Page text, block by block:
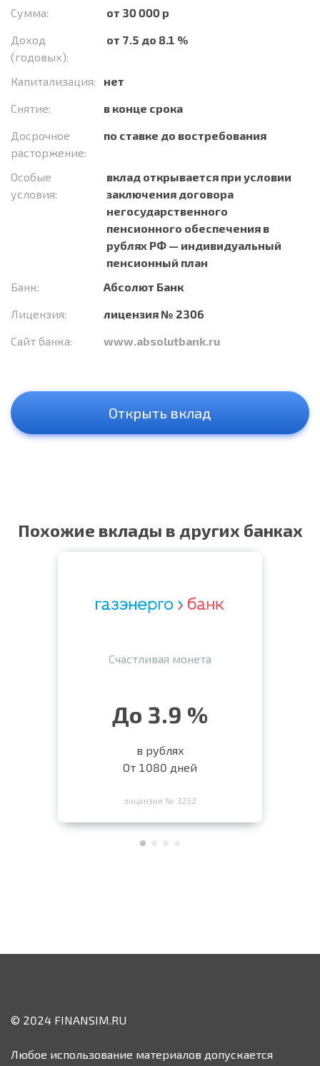
Сумма:
от 30 000 р
Доход
(годовых):
от 7.5 до 8.1 %
Капитализация:
нет
Снятие:
в конце срока
Досрочное
расторжение:
по ставке до востребования
Особые
условия:
вклад открывается при условии
заключения договора
негосударственного
пенсионного обеспечения в
рублях РФ — индивидуальный
пенсионный план
Банк:
Абсолют Банк
Лицензия:
лицензия № 2306
Сайт банка:
www.absolutbank.ru
Открыть вклад
Похожие вклады в других банках
Счастливая монета
До 3.9 %
в рублях
От 1080 дней
лицензия № 3252
© 2024 FINANSIM.RU
Любое использование материалов допускается